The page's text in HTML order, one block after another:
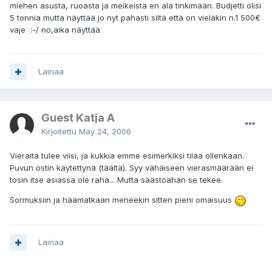
miehen asusta, ruoasta ja meikeistä en ala tinkimään. Budjetti olisi
5 tonnia mutta näyttää jo nyt pahasti siltä että on vieläkin n.1 500€
vaje :-/ no,aika näyttää
Lainaa
Guest Katja A
Kirjoitettu May 24, 2006
Vieraita tulee viisi, ja kukkia emme esimerkiksi tilaa ollenkaan.
Puvun ostin käytettynä (täältä). Syy vähäiseen vierasmäärään ei
tosin itse asiassa ole raha... Mutta säästöähän se tekee.
Sormuksiin ja häämatkaan meneekin sitten pieni omaisuus
Lainaa